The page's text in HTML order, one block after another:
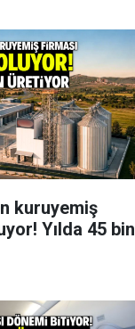
kuruyemiş
Yılda 45 bin